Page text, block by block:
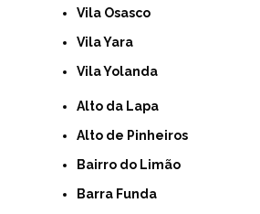
Vila Osasco
Vila Yara
Vila Yolanda
Alto da Lapa
Alto de Pinheiros
Bairro do Limão
Barra Funda